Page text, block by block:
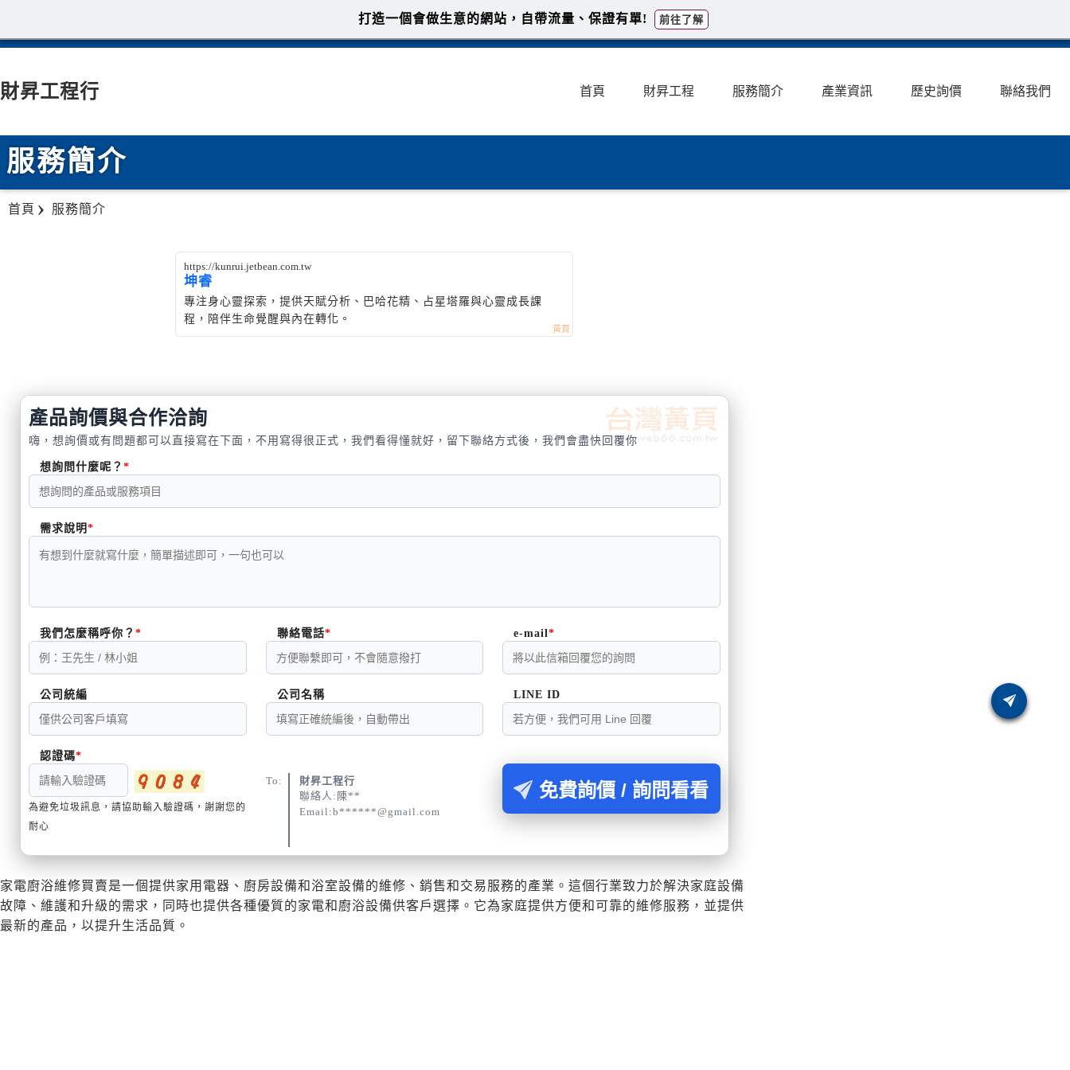
財昇工程行 首頁 財昇工程 服務簡介 產業資訊 歷史詢價 聯絡我們
服務簡介
首頁 服務簡介
https://kunrui.jetbean.com.tw
坤睿
專注身心靈探索，提供天賦分析、巴哈花精、占星塔羅與心靈成長課
程，陪伴生命覺醒與內在轉化。
產品詢價與合作洽詢
嗨，想詢價或有問題都可以直接寫在下面，不用寫得很正式，我們看得懂就好，留下聯絡方式後，我們會盡快回覆你
想詢問什麼呢？
需求說明
我們怎麼稱呼你？ 聯絡電話 e-mail
公司統編 公司名稱 LINE ID
認證碼
為避免垃圾訊息，請協助輸入驗證碼，謝謝您的
耐心
To:
財昇工程行
聯絡人:陳**
Email:b******@gmail.com
免費詢價 / 詢問看看
家電廚浴維修買賣是一個提供家用電器、廚房設備和浴室設備的維修、銷售和交易服務的產業。這個行業致力於解決家庭設備
故障、維護和升級的需求，同時也提供各種優質的家電和廚浴設備供客戶選擇。它為家庭提供方便和可靠的維修服務，並提供
最新的產品，以提升生活品質。
打造一個會做生意的網站，自帶流量、保證有單! 前往了解